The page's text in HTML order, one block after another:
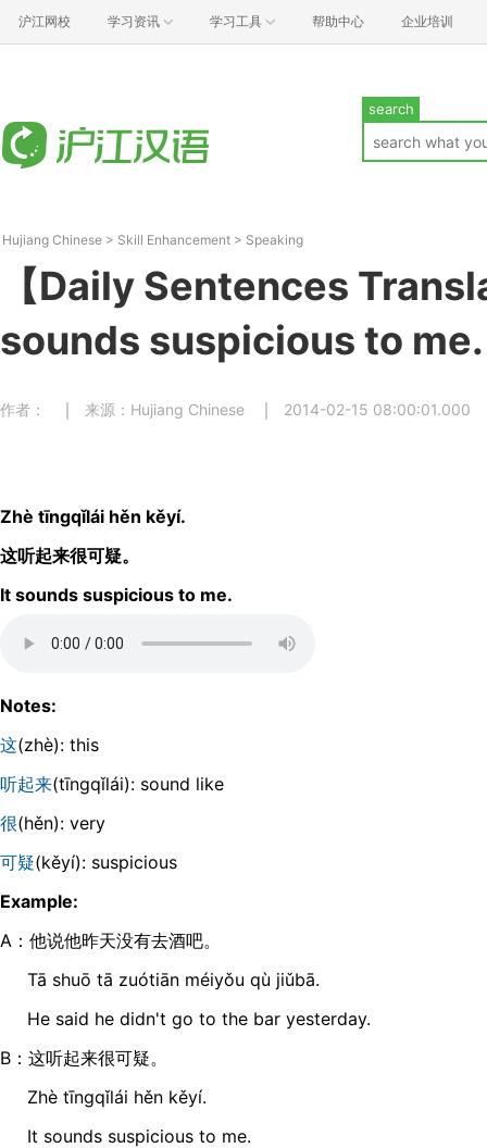
沪江网校 学习资讯 学习工具 帮助中心 企业培训
search
Hujiang Chinese > Skill Enhancement > Speaking
【Daily Sentences
sounds suspicious to me.
作者： 来源：Hujiang Chinese 2014-02-15 08:00:01.000
Zhè tīnɡqǐlái hěn kěyí.
这听起来很可疑。
It sounds suspicious to me.
Notes:
这(zhè): this
听起来(tīnɡqǐlái): sound like
很(hěn): very
可疑(kěyí): suspicious
Example:
A：他说他昨天没有去酒吧。
Tā shuō tā zuótiān méiyǒu qù jiǔbā.
He said he didn't go to the bar yesterday.
B：这听起来很可疑。
Zhè tīnɡqǐlái hěn kěyí.
It sounds suspicious to me.